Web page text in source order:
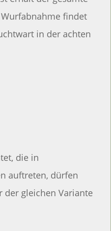
findet
in der achten
die in
auftreten, dürfen
gleichen Variante